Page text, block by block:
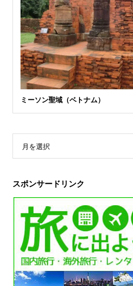
ミーソン聖域（ベトナム）
月を選択
スポンサードリンク